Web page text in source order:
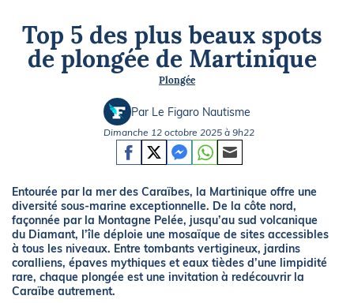
Top 5 des plus beaux spots
de plongée de Martinique
Plongée
Par Le Figaro Nautisme
Dimanche 12 octobre 2025 à 9h22
Entourée par la mer des Caraïbes, la Martinique offre une
diversité sous-marine exceptionnelle. De la côte nord,
façonnée par la Montagne Pelée, jusqu’au sud volcanique
du Diamant, l’île déploie une mosaïque de sites accessibles
à tous les niveaux. Entre tombants vertigineux, jardins
coralliens, épaves mythiques et eaux tièdes d’une limpidité
rare, chaque plongée est une invitation à redécouvrir la
Caraïbe autrement.